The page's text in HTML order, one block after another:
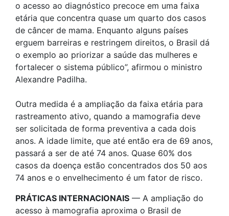
o acesso ao diagnóstico precoce em uma faixa
etária que concentra quase um quarto dos casos
de câncer de mama. Enquanto alguns países
erguem barreiras e restringem direitos, o Brasil dá
o exemplo ao priorizar a saúde das mulheres e
fortalecer o sistema público”, afirmou o ministro
Alexandre Padilha.
Outra medida é a ampliação da faixa etária para
rastreamento ativo, quando a mamografia deve
ser solicitada de forma preventiva a cada dois
anos. A idade limite, que até então era de 69 anos,
passará a ser de até 74 anos. Quase 60% dos
casos da doença estão concentrados dos 50 aos
74 anos e o envelhecimento é um fator de risco.
PRÁTICAS INTERNACIONAIS — A ampliação do
acesso à mamografia aproxima o Brasil de